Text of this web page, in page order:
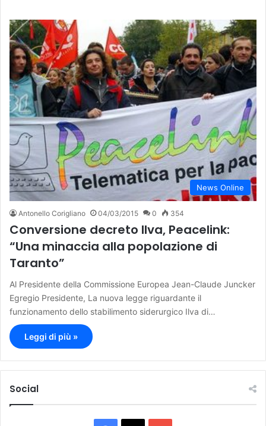
News Online
Antonello Corigliano 04/03/2015 0 354
Conversione decreto Ilva, Peacelink:
“Una minaccia alla popolazione di
Taranto”
Al Presidente della Commissione Europea Jean-Claude Juncker
Egregio Presidente, La nuova legge riguardante il
funzionamento dello stabilimento siderurgico Ilva di…
Leggi di più »
Social